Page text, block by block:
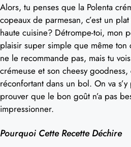
Alors, tu penses que la Polenta
copeaux de parmesan, c’est un
haute cuisine? Détrompe-toi, mon
plaisir super simple que même
ne le recommande pas, mais tu
crémeuse et son cheesy
réconfortant dans un bol. On va
prouver que le bon goût n’a pas
impressionner.
Pourquoi Cette Recette Déchire